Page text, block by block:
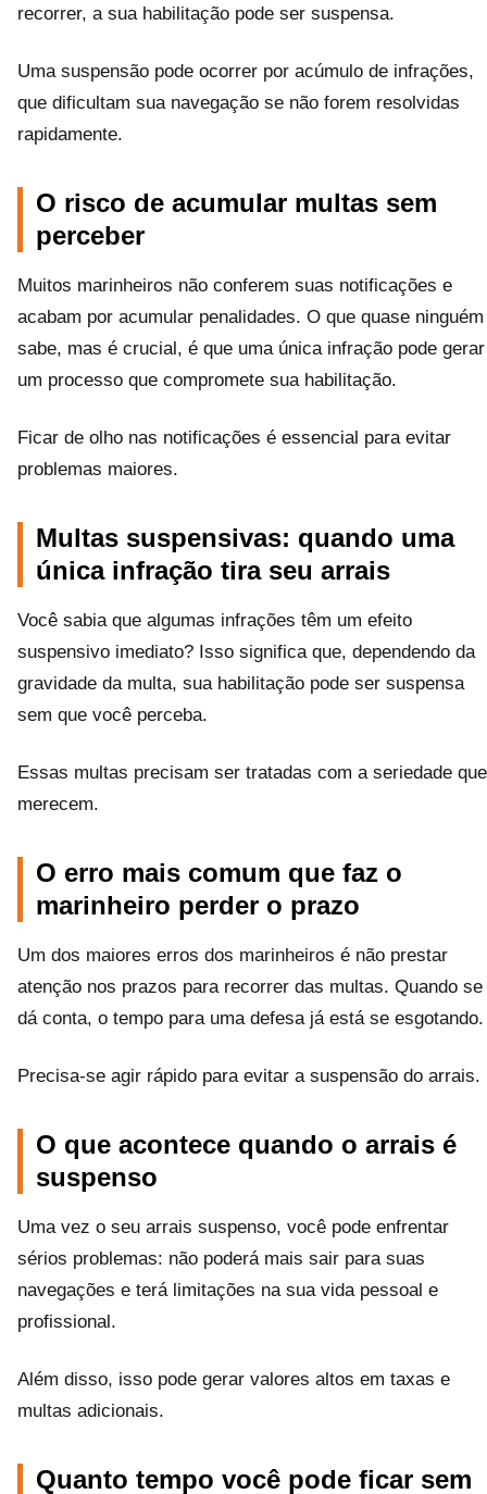
recorrer, a sua habilitação pode ser suspensa.
Uma suspensão pode ocorrer por acúmulo de infrações,
que dificultam sua navegação se não forem resolvidas
rapidamente.
O risco de acumular multas sem
perceber
Muitos marinheiros não conferem suas notificações e
acabam por acumular penalidades. O que quase ninguém
sabe, mas é crucial, é que uma única infração pode gerar
um processo que compromete sua habilitação.
Ficar de olho nas notificações é essencial para evitar
problemas maiores.
Multas suspensivas: quando uma
única infração tira seu arrais
Você sabia que algumas infrações têm um efeito
suspensivo imediato? Isso significa que, dependendo da
gravidade da multa, sua habilitação pode ser suspensa
sem que você perceba.
Essas multas precisam ser tratadas com a seriedade que
merecem.
O erro mais comum que faz o
marinheiro perder o prazo
Um dos maiores erros dos marinheiros é não prestar
atenção nos prazos para recorrer das multas. Quando se
dá conta, o tempo para uma defesa já está se esgotando.
Precisa-se agir rápido para evitar a suspensão do arrais.
O que acontece quando o arrais é
suspenso
Uma vez o seu arrais suspenso, você pode enfrentar
sérios problemas: não poderá mais sair para suas
navegações e terá limitações na sua vida pessoal e
profissional.
Além disso, isso pode gerar valores altos em taxas e
multas adicionais.
Quanto tempo você pode ficar sem